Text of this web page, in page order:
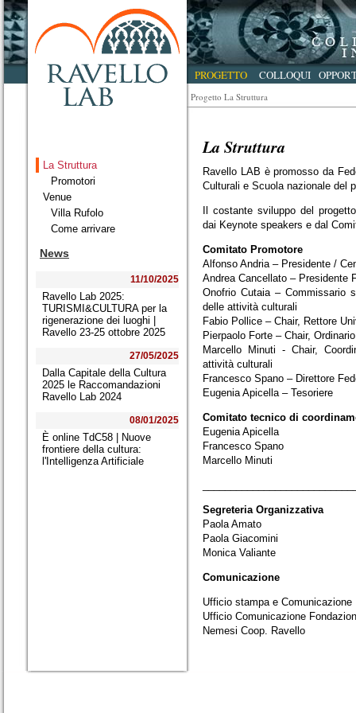
PROGETTO COLLOQUI
Progetto La Struttura
La Struttura
Promotori
Venue
Villa Rufolo
Come arrivare
News
11/10/2025
Ravello Lab 2025:
TURISMI&CULTURA per la
rigenerazione dei luoghi |
Ravello 23-25 ottobre 2025
27/05/2025
Dalla Capitale della Cultura
2025 le Raccomandazioni
Ravello Lab 2024
08/01/2025
È online TdC58 | Nuove
frontiere della cultura:
l'Intelligenza Artificiale
La Struttura
Ravello LAB è promosso da
Culturali e Scuola nazionale del
Il costante sviluppo del
dai Keynote speakers e dal
Comitato Promotore
Alfonso Andria – Presidente /
Andrea Cancellato – Presidente
Onofrio Cutaia – Commissario
delle attività culturali
Fabio Pollice – Chair, Rettore
Pierpaolo Forte – Chair,
Marcello Minuti - Chair,
attività culturali
Francesco Spano – Direttore
Eugenia Apicella – Tesoriere
Comitato tecnico di
Eugenia Apicella
Francesco Spano
Marcello Minuti
Segreteria Organizzativa
Paola Amato
Paola Giacomini
Monica Valiante
Comunicazione
Ufficio stampa e Comunicazione
Ufficio Comunicazione
Nemesi Coop. Ravello